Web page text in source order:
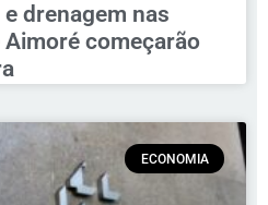
drenagem nas
começarão
ECONOMIA